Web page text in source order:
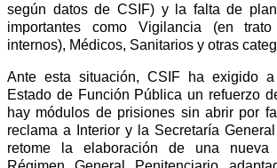
según datos de CSIF) y la falta de
importantes como Vigilancia (en
internos), Médicos, Sanitarios y otras
Ante esta situación, CSIF ha exigido
Estado de Función Pública un refuerzo
hay módulos de prisiones sin abrir por
reclama a Interior y la Secretaría
retome la elaboración de una